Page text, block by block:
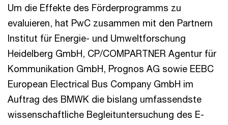
Um die Effekte des Förderprogramms zu
evaluieren, hat PwC zusammen mit den Partnern
Institut für Energie- und Umweltforschung
Heidelberg GmbH, CP/COMPARTNER Agentur für
Kommunikation GmbH, Prognos AG sowie EEBC
European Electrical Bus Company GmbH im
Auftrag des BMWK die bislang umfassendste
wissenschaftliche Begleituntersuchung des E-